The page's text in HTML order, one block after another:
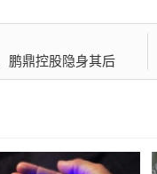
鹏鼎控股隐身其后